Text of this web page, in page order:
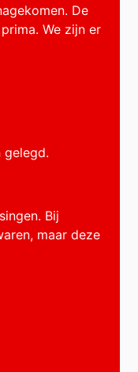
De
We zijn er
gelegd.
Bij
maar deze